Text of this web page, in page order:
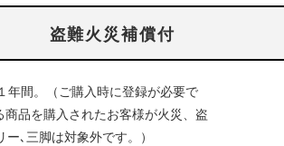
盗難火災補償付
間。（ご購入時に登録が必要で
品を購入されたお客様が火災、盗
､三脚は対象外です。）